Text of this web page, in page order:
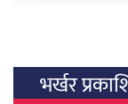
भर्खर